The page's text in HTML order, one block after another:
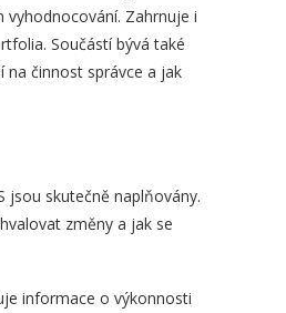
vyhodnocování. Zahrnuje i
Součástí bývá také
činnost správce a jak
jsou skutečně naplňovány.
změny a jak se
informace o výkonnosti